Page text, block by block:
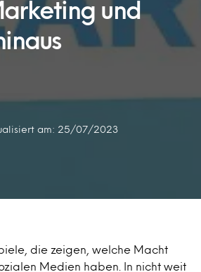
und
am: 25/07/2023
die zeigen, welche Macht
Medien haben. In nicht weit